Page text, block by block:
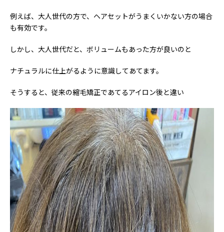
例えば、大人世代の方で、ヘアセットがうまくいかない方の場合
も有効です。
しかし、大人世代だと、ボリュームもあった方が良いのと
ナチュラルに仕上がるように意識してあてます。
そうすると、従来の縮毛矯正であてるアイロン後と違い